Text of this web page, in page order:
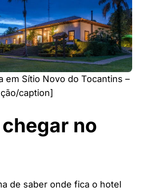
em Sítio Novo do Tocantins –
caption]
no
de saber onde fica o hotel